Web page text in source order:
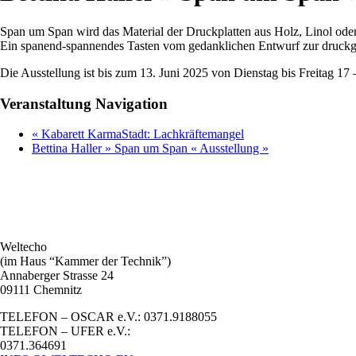
Span um Span wird das Material der Druckplatten aus Holz, Linol
Ein spanend-spannendes Tasten vom gedanklichen Entwurf zur
Die Ausstellung ist bis zum 13. Juni 2025 von Dienstag bis Freitag 17
Veranstaltung Navigation
« Kabarett KarmaStadt: Lachkräftemangel
Bettina Haller » Span um Span « Ausstellung »
Weltecho
(im Haus “Kammer der Technik”)
Annaberger Strasse 24
09111 Chemnitz
TELEFON – OSCAR e.V.: 0371.9188055
TELEFON – UFER e.V.:
0371.364691